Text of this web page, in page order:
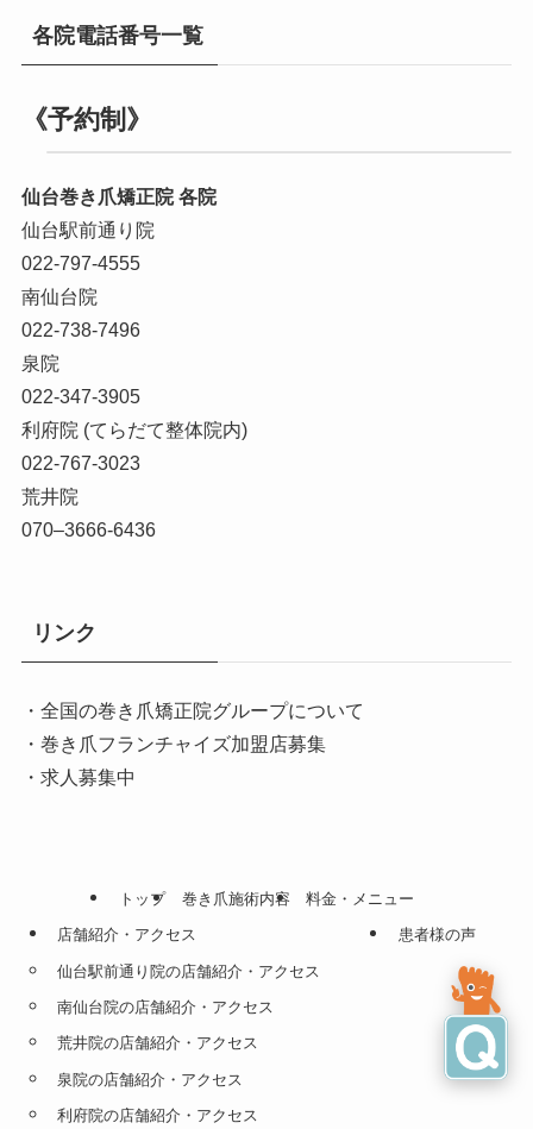
各院電話番号一覧
《予約制》
仙台巻き爪矯正院 各院
仙台駅前通り院
022-797-4555
南仙台院
022-738-7496
泉院
022-347-3905
利府院 (てらだて整体院内)
022-767-3023
荒井院
070–3666-6436
リンク
・全国の巻き爪矯正院グループについて
・巻き爪フランチャイズ加盟店募集
・求人募集中
トップ 巻き爪施術内容 料金・メニュー
店舗紹介・アクセス
仙台駅前通り院の店舗紹介・アクセス
南仙台院の店舗紹介・アクセス
荒井院の店舗紹介・アクセス
泉院の店舗紹介・アクセス
利府院の店舗紹介・アクセス
患者様の声